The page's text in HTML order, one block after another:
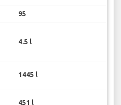
95
4.5 l
1445 l
451 l